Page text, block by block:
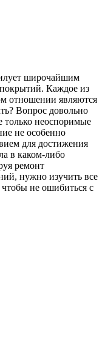
широчайшим
Каждое из
отношении являются
Вопрос довольно
только неоспоримые
не особенно
для достижения
в каком-либо
ремонт
нужно изучить все
чтобы не ошибиться с